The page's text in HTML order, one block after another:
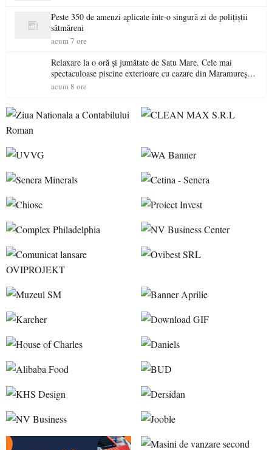
Peste 350 de amenzi aplicate într-o singură zi de polițiștii
sătmăreni
acum 7 ore
Relaxare la o oră și jumătate de Satu Mare. Cele mai
spectaculoase piscine exterioare cu cazare din Maramureș,
ideale pentru o escapadă de vară
acum 8 ore